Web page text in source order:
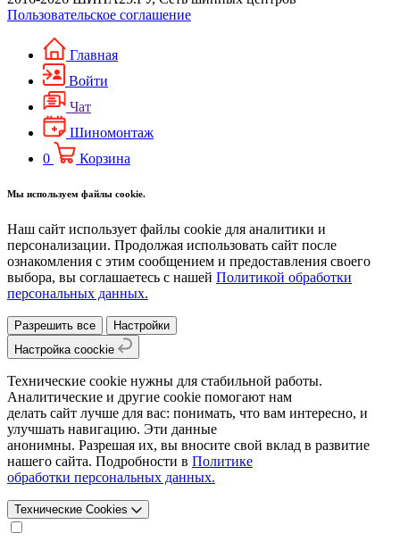
Пользовательское соглашение
Главная
Войти
Чат
Шиномонтаж
0
Корзина
Мы используем файлы cookie.
Наш сайт использует файлы cookie для аналитики и
персонализации. Продолжая использовать сайт после
ознакомления с этим сообщением и предоставления своего
выбора, вы соглашаетесь с нашей Политикой обработки
персональных данных.
Разрешить все
Настройки
Настройка coockie
Технические cookie нужны для стабильной работы.
Аналитические и другие cookie помогают нам
делать сайт лучше для вас: понимать, что вам интересно, и
улучшать навигацию. Эти данные
анонимны. Разрешая их, вы вносите свой вклад в развитие
нашего сайта. Подробности в Политике
обработки персональных данных.
Технические Cookies